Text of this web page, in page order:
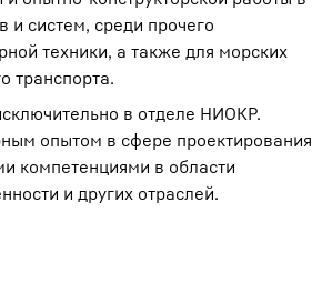
и систем, среди прочего
техники, а также для морских
транспорта.
в отделе НИОКР.
опытом в сфере проектирования
компетенциями в области
и других отраслей.